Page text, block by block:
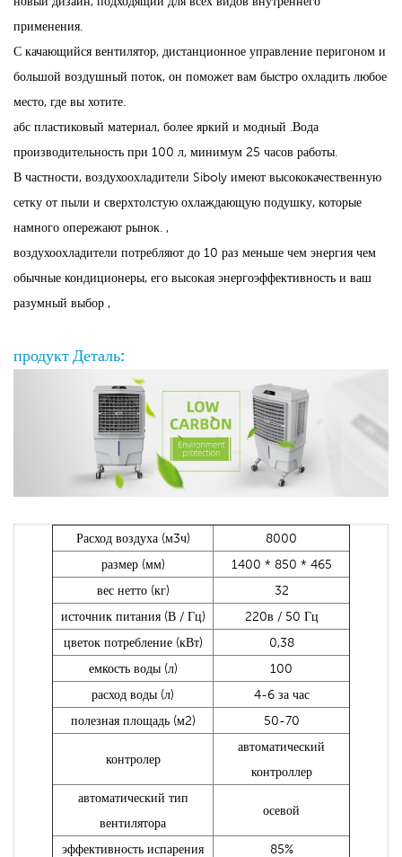
применения.
С качающийся вентилятор, дистанционное управление перигоном и
большой воздушный поток, он поможет вам быстро охладить любое
место, где вы хотите.
абс пластиковый материал, более яркий и модный .Вода
производительность при 100 л, минимум 25 часов работы.
В частности, воздухоохладители Siboly имеют высококачественную
сетку от пыли и сверхтолстую охлаждающую подушку, которые
намного опережают рынок. ,
воздухоохладители потребляют до 10 раз меньше чем энергия чем
обычные кондиционеры, его высокая энергоэффективность и ваш
разумный выбор ,
продукт Деталь:
Расход воздуха (м3ч)
8000
размер (мм)
1400 * 850 * 465
вес нетто (кг)
32
источник питания (В / Гц)
220в / 50 Гц
цветок потребление (кВт)
0,38
емкость воды (л)
100
расход воды (л)
4-6 за час
полезная площадь (м2)
50-70
контролер
автоматический
контроллер
автоматический тип
вентилятора
осевой
эффективность испарения 85%